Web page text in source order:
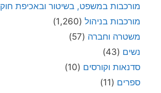
מורכבות במשפט, בשיטור ובאכיפת חוק
מורכבות בניהול (1,260)
משטרה וחברה (57)
נשים (43)
סדנאות וקורסים (10)
ספרים (11)